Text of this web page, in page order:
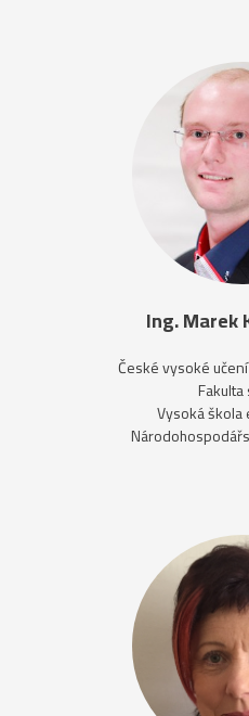
Ing. Marek
České vysoké
Vysoká